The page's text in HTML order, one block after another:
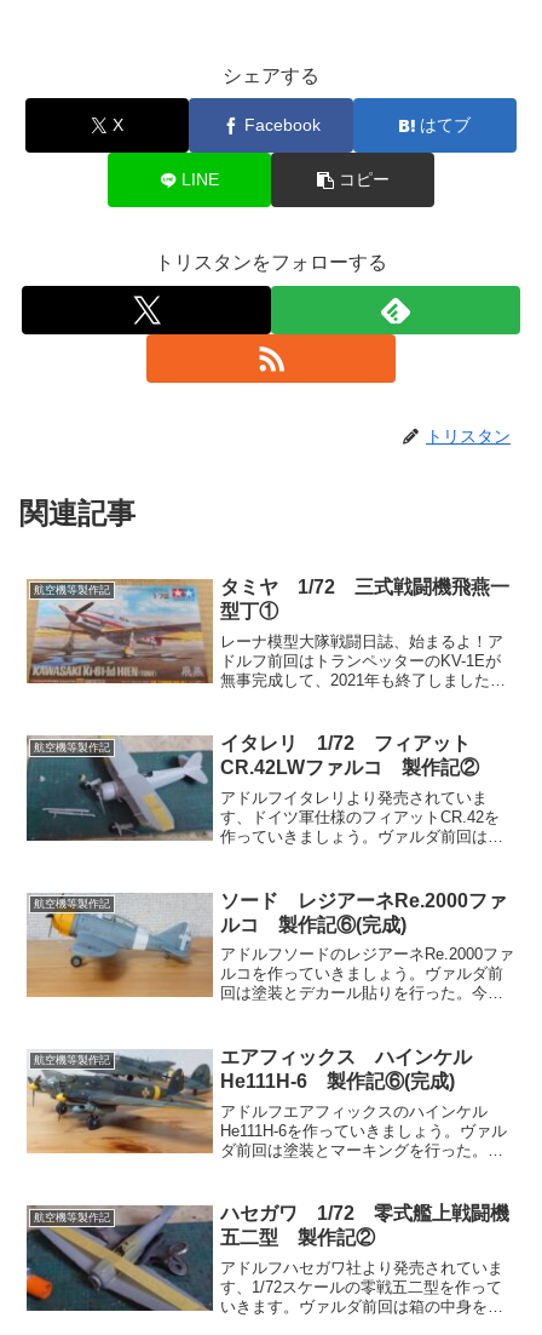
シェアする
X Facebook はてブ
LINE コピー
トリスタンをフォローする
トリスタン
関連記事
航空機等製作記
タミヤ 1/72 三式戦闘機飛燕一
型丁①
レーナ模型大隊戦闘日誌、始まるよ！ア
ドルフ前回はトランペッターのKV-1Eが
無事完成して、2021年も終了しました
触れたけど、既にタミヤの飛燕が完成し
ている。...
航空機等製作記
イタレリ 1/72 フィアット
CR.42LWファルコ 製作記②
アドルフイタレリより発売されていま
す、ドイツ軍仕様のフィアットCR.42を
作っていきましょう。ヴァルダ前回は箱
ほぼ同じ内容の部分が多数なので、ダイ
ジェスト版にして一気に組...
航空機等製作記
ソード レジアーネRe.2000ファ
ルコ 製作記⑥(完成)
アドルフソードのレジアーネRe.2000ファ
ルコを作っていきましょう。ヴァルダ前
回は塗装とデカール貼りを行った。今回
完成品が。アドルフ滑り出しは順調です
な。ヴァルダこの...
航空機等製作記
エアフィックス ハインケル
He111H-6 製作記⑥(完成)
アドルフエアフィックスのハインケル
He111H-6を作っていきましょう。ヴァル
ダ前回は塗装とマーキングを行った。今
が追いついて来た感じだね。アドルフな
んとか今回で完成に...
航空機等製作記
ハセガワ 1/72 零式艦上戦闘機
五二型 製作記②
アドルフハセガワ社より発売されていま
す、1/72スケールの零戦五二型を作って
いきます。ヴァルダ前回は箱の中身を確